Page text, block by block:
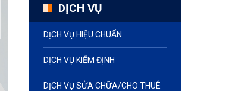
DỊCH VỤ
DỊCH VỤ HIỆU CHUẨN
DỊCH VỤ KIỂM ĐỊNH
DỊCH VỤ SỬA CHỮA/CHO THUÊ